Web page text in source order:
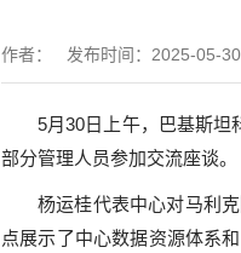
作者： 发布时间：2025-05-
5月30日上午，巴基斯坦
部分管理人员参加交流座谈。
杨运桂代表中心对马利
点展示了中心数据资源体系